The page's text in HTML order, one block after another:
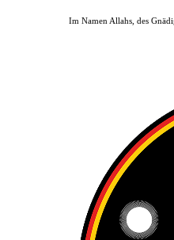
Im Namen Allahs, des